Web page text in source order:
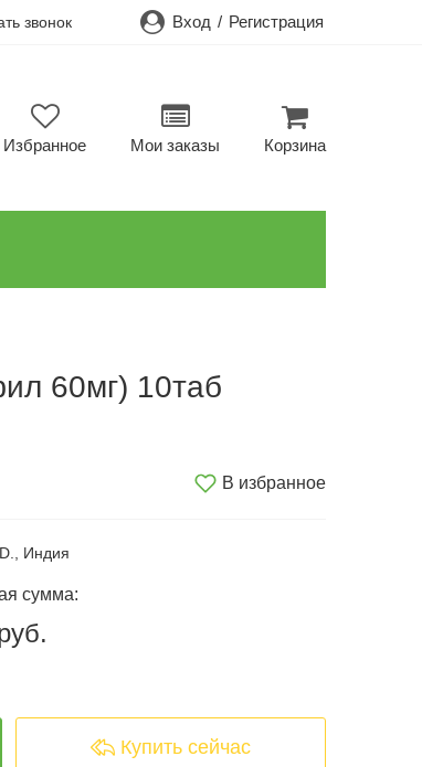
звонок Вход / Регистрация
Избранное Мои заказы Корзина
60мг) 10таб
В избранное
Индия
сумма:
arrowshape_turn_up_left_2 Купить сейчас